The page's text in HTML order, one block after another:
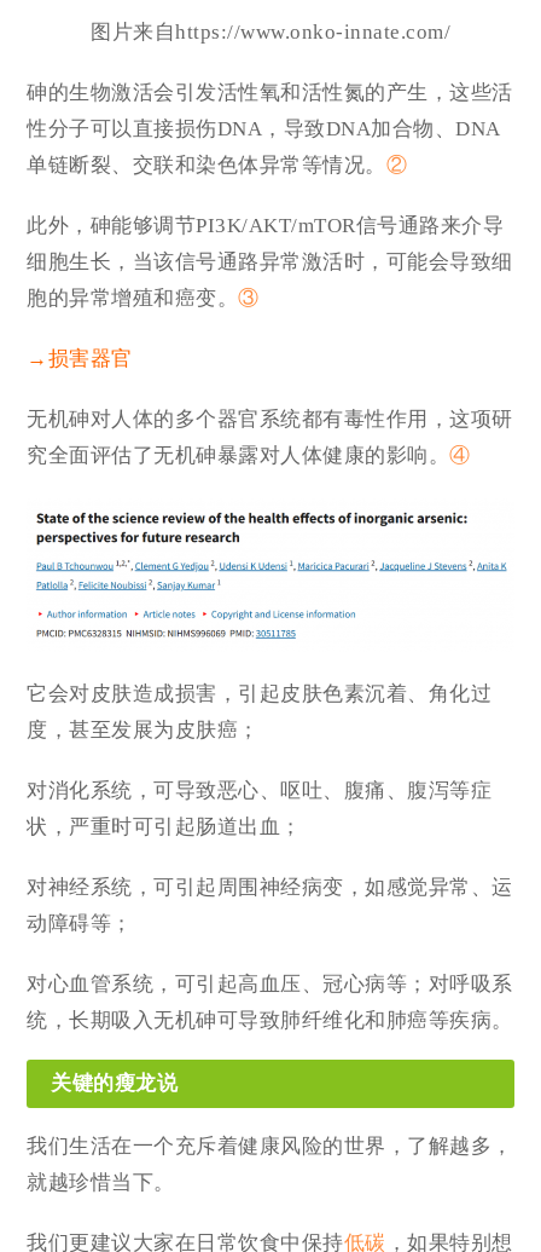
图片来自https://www.onko-innate.com/
砷的生物激活会引发活性氧和活性氮的产生，这些活
性分子可以直接损伤DNA，导致DNA加合物、DNA
单链断裂、交联和染色体异常等情况。 ②
此外，砷能够调节PI3K/AKT/mTOR信号通路来介导
细胞生长，当该信号通路异常激活时，可能会导致细
胞的异常增殖和癌变。③
→损害器官
无机砷对人体的多个器官系统都有毒性作用，这项研
究全面评估了无机砷暴露对人体健康的影响。④
它会对皮肤造成损害，引起皮肤色素沉着、角化过
度，甚至发展为皮肤癌；
对消化系统，可导致恶心、呕吐、腹痛、腹泻等症
状，严重时可引起肠道出血；
对神经系统，可引起周围神经病变，如感觉异常、运
动障碍等；
对心血管系统，可引起高血压、冠心病等；对呼吸系
统，长期吸入无机砷可导致肺纤维化和肺癌等疾病。
关键的瘦龙说
我们生活在一个充斥着健康风险的世界，了解越多，
就越珍惜当下。
我们更建议大家在日常饮食中保持低碳 ，如果特别想